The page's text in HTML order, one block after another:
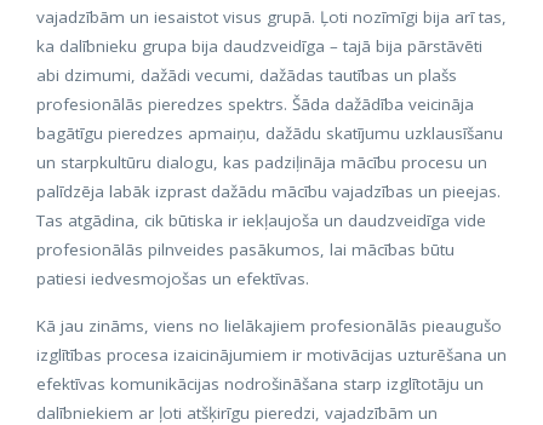
vajadzībām un iesaistot visus grupā. Ļoti nozīmīgi bija arī tas,
ka dalībnieku grupa bija daudzveidīga – tajā bija pārstāvēti
abi dzimumi, dažādi vecumi, dažādas tautības un plašs
profesionālās pieredzes spektrs. Šāda dažādība veicināja
bagātīgu pieredzes apmaiņu, dažādu skatījumu uzklausīšanu
un starpkultūru dialogu, kas padziļināja mācību procesu un
palīdzēja labāk izprast dažādu mācību vajadzības un pieejas.
Tas atgādina, cik būtiska ir iekļaujoša un daudzveidīga vide
profesionālās pilnveides pasākumos, lai mācības būtu
patiesi iedvesmojošas un efektīvas.
Kā jau zināms, viens no lielākajiem profesionālās pieaugušo
izglītības procesa izaicinājumiem ir motivācijas uzturēšana un
efektīvas komunikācijas nodrošināšana starp izglītotāju un
dalībniekiem ar ļoti atšķirīgu pieredzi, vajadzībām un